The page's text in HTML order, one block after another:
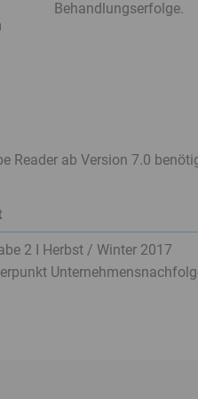
Behandlungserfolge.
Reader ab Version 7.0
2 I Herbst / Winter 2017